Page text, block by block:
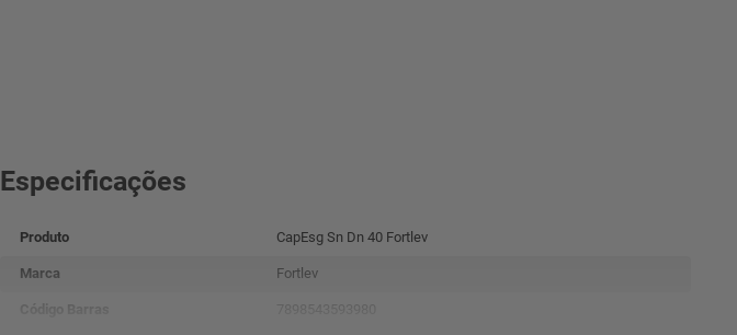
Especificações
Produto CapEsg Sn Dn 40 Fortlev
Marca Fortlev